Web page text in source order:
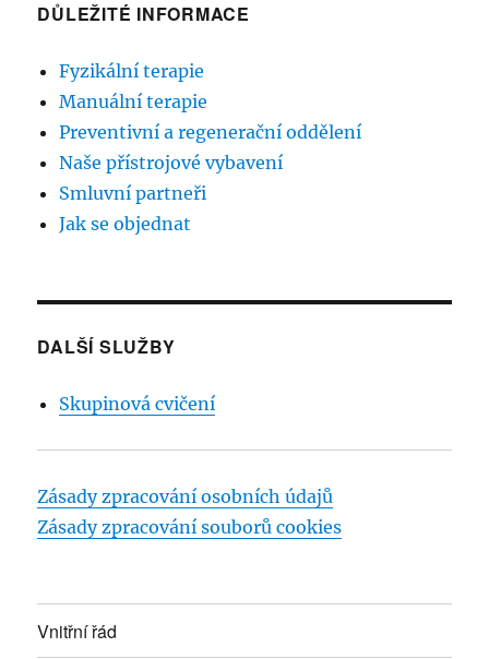
DŮLEŽITÉ INFORMACE
Fyzikální terapie
Manuální terapie
Preventivní a regenerační oddělení
Naše přístrojové vybavení
Smluvní partneři
Jak se objednat
DALŠÍ SLUŽBY
Skupinová cvičení
Zásady zpracování osobních údajů
Zásady zpracování souborů cookies
Vnitřní řád